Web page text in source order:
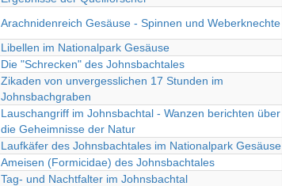
Arachnidenreich Gesäuse - Spinnen und Weberknechte
Libellen im Nationalpark Gesäuse
Die "Schrecken" des Johnsbachtales
Zikaden von unvergesslichen 17 Stunden im
Johnsbachgraben
Lauschangriff im Johnsbachtal - Wanzen berichten über
die Geheimnisse der Natur
Laufkäfer des Johnsbachtales im Nationalpark Gesäuse
Ameisen (Formicidae) des Johnsbachtales
Tag- und Nachtfalter im Johnsbachtal